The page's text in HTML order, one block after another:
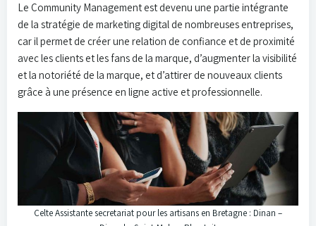
Le Community Management est devenu une partie intégrante
de la stratégie de marketing digital de nombreuses entreprises,
car il permet de créer une relation de confiance et de proximité
avec les clients et les fans de la marque, d’augmenter la visibilité
et la notoriété de la marque, et d’attirer de nouveaux clients
grâce à une présence en ligne active et professionnelle.
Celte Assistante secretariat pour les artisans en Bretagne : Dinan –